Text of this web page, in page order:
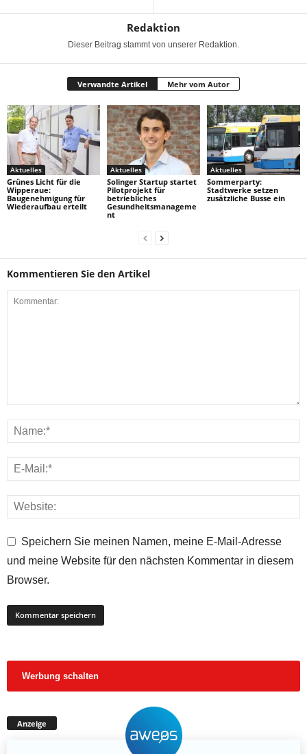
Redaktion
Dieser Beitrag stammt von unserer Redaktion.
Verwandte Artikel Mehr vom Autor
Aktuelles
Grünes Licht für die
Wipperaue:
Baugenehmigung für
Wiederaufbau erteilt
Aktuelles
Solinger Startup startet
Pilotprojekt für
betriebliches
Gesundheitsmanageme
nt
Aktuelles
Sommerparty:
Stadtwerke setzen
zusätzliche Busse ein
Kommentieren Sie den Artikel
Speichern Sie meinen Namen, meine E-Mail-Adresse
und meine Website für den nächsten Kommentar in diesem
Browser.
Werbung schalten
Anzeige